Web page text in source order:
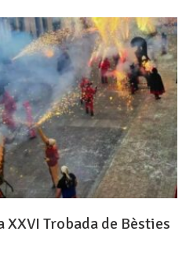
Trobada de Bèsties